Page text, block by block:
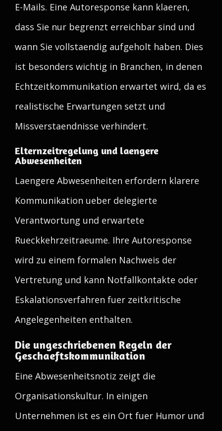
E-Mails. Eine Autoresponse kann klaeren,
dass Sie nur begrenzt erreichbar sind und
wann Sie vollstaendig aufgeholt haben. Dies
ist besonders wichtig in Branchen, in denen
Echtzeitkommunikation erwartet wird, da es
realistische Erwartungen setzt und
Missverstaendnisse verhindert.
Elternzeitregelung und laengere
Abwesenheiten
Laengere Abwesenheiten erfordern klarere
Kommunikation ueber delegierte
Verantwortung und erwartete
Rueckkehrzeitraeume. Ihre Autoresponse
wird zu einem formalen Nachweis der
Vertretung und kann Notfallkontakte oder
Eskalationsverfahren fuer zeitkritische
Angelegenheiten enthalten.
Die ungeschriebenen Regeln der
Geschaeftskommunikation
Eine Abwesenheitsnotiz zeigt die
Organisationskultur. In einigen
Unternehmen ist es ein Ort fuer Humor und